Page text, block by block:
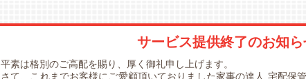
サービス提供終了のお知ら
平素は格別のご高配を賜り、厚く御礼申し上げます。
さて、これまでお客様にご愛顧頂いておりました家事の達人 宅配保